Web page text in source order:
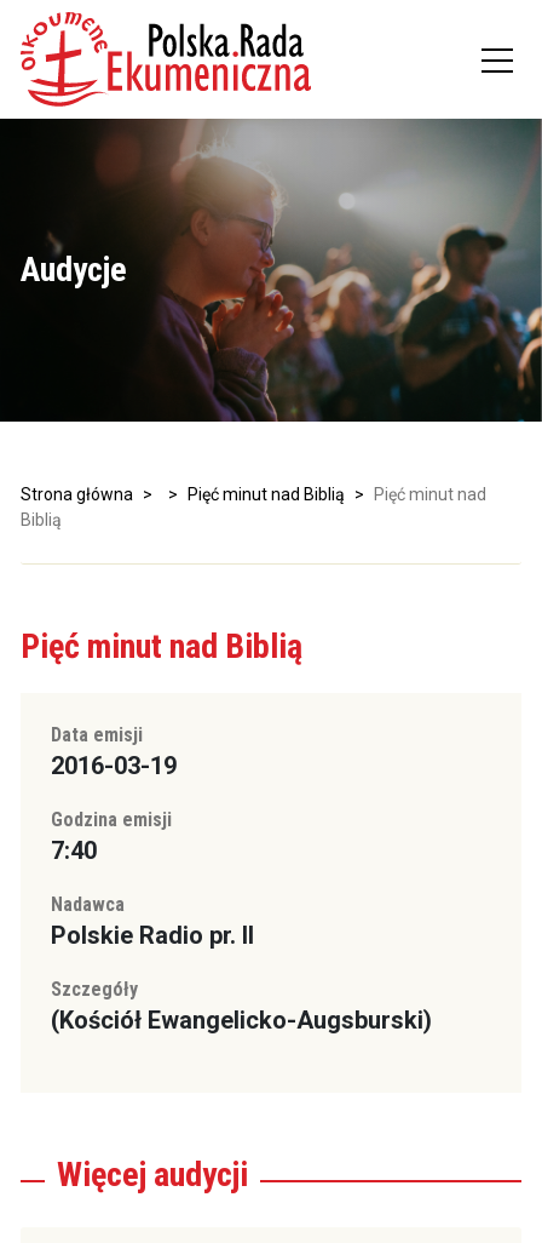
Audycje
Strona główna > > Pięć minut nad Biblią >
Pięć minut nad
Biblią
Pięć minut nad Biblią
Data emisji
2016-03-19
Godzina emisji
7:40
Nadawca
Polskie Radio pr. II
Szczegóły
(Kościół Ewangelicko-Augsburski)
Więcej audycji